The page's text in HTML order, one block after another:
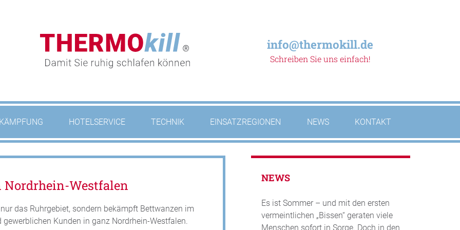
info@thermokill.de
Schreiben Sie uns einfach!
HOTELSERVICE TECHNIK EINSATZREGIONEN NEWS KONTAKT
Westfalen
das Ruhrgebiet, sondern bekämpft Bettwanzen im
Kunden in ganz Nordrhein-Westfalen.
NEWS
Es ist Sommer – und mit den ersten
vermeintlichen „Bissen“ geraten viele
Menschen sofort in Sorge. Doch in den